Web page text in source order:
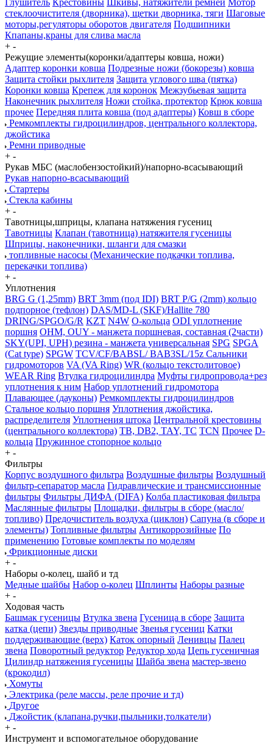
Глушитель Крестовины Шкивы, натяжители ремней Мотор
стеклоочистителя (дворника), щетки дворника, тяги Шаговые
моторы,регуляторы оборотов двигателя Подшипники
Кпапаны,краны для слива масла
+ -
Режущие элементы(коронки/адаптеры ковша, ножи)
Адаптер коронки ковша Подрезные ножи (бокорезы) ковша
Защита стойки рыхлителя Защита углового шва (пятка)
Коронки ковша Крепеж для коронок Межзубьевая защита
Наконечник рыхлителя Ножи стойка, протектор Крюк ковша
прочее Передняя плита ковша (под адаптеры) Ковш в сборе
Ремкомплекты гидроцилиндров, центрального коллектора,
джойстика
Ремни приводные
+ -
Рукав МБС (маслобензостойкий)/напорно-всасывающий
Рукав напорно-всасывающий
Стартеры
Стекла кабины
+ -
Тавотницы,шприцы, клапана натяжения гусениц
Тавотницы Клапан (тавотница) натяжителя гусеницы
Шприцы, наконечники, шланги для смазки
топливные насосы (Механические подкачки топлива,
перекачки топлива)
+ -
Уплотнения
BRG G (1,25mm) BRT 3mm (под IDI) BRT P/G (2mm) кольцо
подпорное (тефлон) DAS/MD-L (SKF)/Hallite 780
DRING/SPGO/G/R KZT N4W O-кольца ODI уплотнение
поршня OHM, OUY - манжета поршневая, составная (2части)
SKY(UPI, UPH) резина - манжета универсальная SPG SPGA
(Cat type) SPGW TCV/CF/BABSL/ BAB3SL/15z Сальники
гидромоторов VA (VA Ring) WR (кольцо текстолитовое)
WEAR Ring Втулка гидроцилиндра Муфты гидропровода+рез
уплотнения к ним Набор уплотнений гидромотора
Плавающее (дауконы) Ремкомплекты гидроцилиндров
Стальное кольцо поршня Уплотнения джойстика,
распределителя Уплотнения штока Центральной крестовины
(центрального коллектора) TB, DB2, TAY, TC TCN Прочее D-
кольца Пружинное стопорное кольцо
+ -
Фильтры
Корпус воздушного фильтра Воздушные фильтры Воздушный
фильтр-сепаратор масла Гидравлические и трансмиссионные
фильтры Фильтры ДИФА (DIFA) Колба пластиковая фильтра
Маслянные фильтры Площадки, фильтры в сборе (масло/
топливо) Предочиститель воздуха (циклон) Сапуна (в сборе и
элементы) Топливные фильтры Антикоррозийные По
применению Готовые комплекты по моделям
Фрикционные диски
+ -
Наборы о-колец, шайб и тд
Медные шайбы Набор о-колец Шплинты Наборы разные
+ -
Ходовая часть
Башмак гусеницы Втулка звена Гусеница в сборе Защита
катка (цепи) Звезды приводные Звенья гусениц Катки
поддерживающие (верх) Каток опорный Ленивцы Палец
звена Поворотный редуктор Редуктор хода Цепь гусеничная
Цилиндр натяжения гусеницы Шайба звена мастер-звено
(крокодил)
Хомуты
Электрика (реле массы, реле прочие и тд)
Другое
Джойстик (клапана,ручки,пыльники,толкатели)
+ -
Инструмент и вспомогательное оборудование